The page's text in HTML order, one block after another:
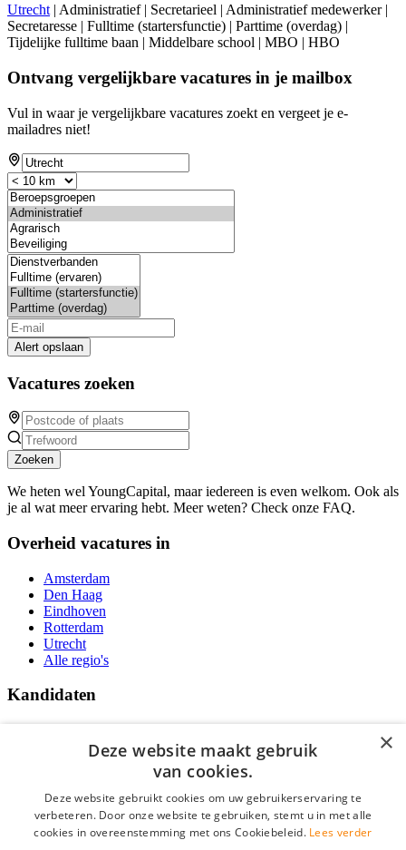
Utrecht | Administratief | Secretarieel | Administratief medewerker |
Secretaresse | Fulltime (startersfunctie) | Parttime (overdag) |
Tijdelijke fulltime baan | Middelbare school | MBO | HBO
Ontvang vergelijkbare vacatures in je mailbox
Vul in waar je vergelijkbare vacatures zoekt en vergeet je e-
mailadres niet!
Alert opslaan
Vacatures zoeken
Zoeken
We heten wel YoungCapital, maar iedereen is even welkom. Ook als
je al wat meer ervaring hebt. Meer weten? Check onze FAQ.
Overheid vacatures in
Amsterdam
Den Haag
Eindhoven
Rotterdam
Utrecht
Alle regio's
Kandidaten
Vacatures
Over Vacatures Overheid Online
YoungCapital IOS App
YoungCapital Android App
×
Deze website maakt gebruik
van cookies.
Deze website gebruikt cookies om uw gebruikerservaring te
verbeteren. Door onze website te gebruiken, stemt u in met alle
cookies in overeenstemming met ons Cookiebeleid. Lees verder